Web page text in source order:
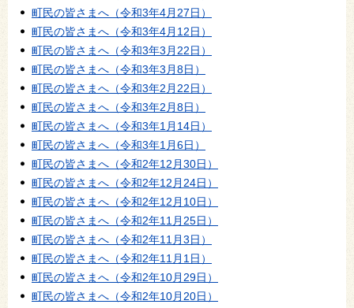
町民の皆さまへ（令和3年4月27日）
町民の皆さまへ（令和3年4月12日）
町民の皆さまへ（令和3年3月22日）
町民の皆さまへ（令和3年3月8日）
町民の皆さまへ（令和3年2月22日）
町民の皆さまへ（令和3年2月8日）
町民の皆さまへ（令和3年1月14日）
町民の皆さまへ（令和3年1月6日）
町民の皆さまへ（令和2年12月30日）
町民の皆さまへ（令和2年12月24日）
町民の皆さまへ（令和2年12月10日）
町民の皆さまへ（令和2年11月25日）
町民の皆さまへ（令和2年11月3日）
町民の皆さまへ（令和2年11月1日）
町民の皆さまへ（令和2年10月29日）
町民の皆さまへ（令和2年10月20日）